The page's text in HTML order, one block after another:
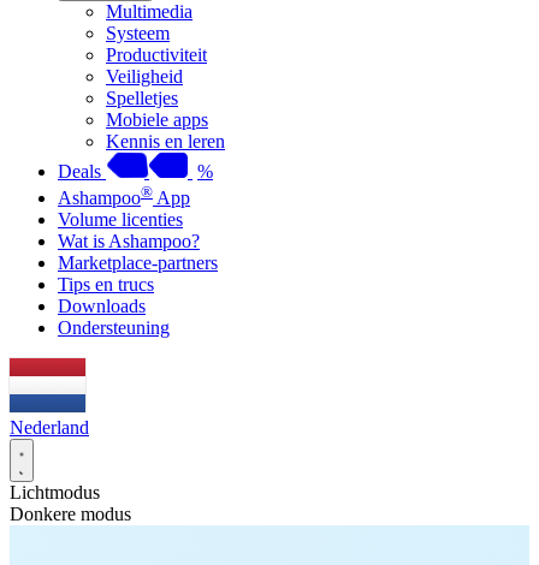
Multimedia
Systeem
Productiviteit
Veiligheid
Spelletjes
Mobiele apps
Kennis en leren
Deals
%
Ashampoo® App
Volume licenties
Wat is Ashampoo?
Marketplace-partners
Tips en trucs
Downloads
Ondersteuning
Nederland
Lichtmodus
Donkere modus